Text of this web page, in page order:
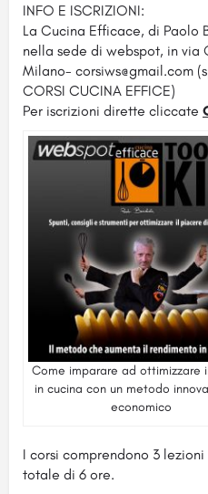
INFO E ISCRIZIONI:
La Cucina Efficace, di Paolo
nella sede di webspot, in via
Milano- corsiws@gmail.com
CORSI CUCINA EFFICE)
Per iscrizioni dirette cliccate
Come imparare ad ottimizzare
in cucina con un metodo
economico
I corsi comprendono 3
totale di 6 ore.